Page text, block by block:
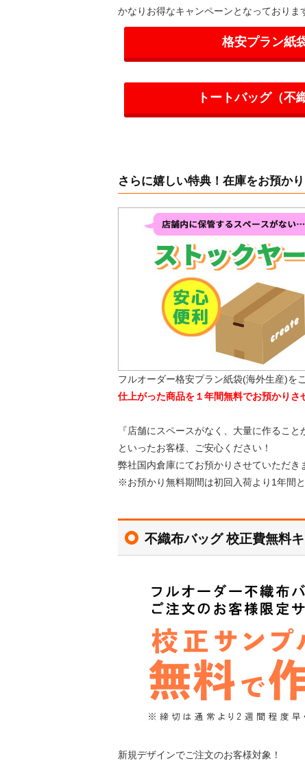
かなりお得なキャンペーンとなっておりま
格安プラン紙
トートバッグ（不
さらに嬉しい特典！在庫をお預か
フルオーダー格安プラン紙袋(海外生産)を
仕上がった商品を１年間無料でお預かりさ
『店舗にスペースがなく、大量に作るこ
といったお客様、ご安心ください！
弊社国内倉庫にてお預かりさせていただき
※お預かり無料期間は初回入荷より1年間
不織布バッグ 校正費無料
新規デザインでご注文のお客様対象！